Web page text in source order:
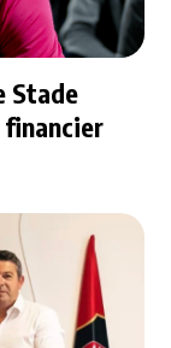
Stade
financier